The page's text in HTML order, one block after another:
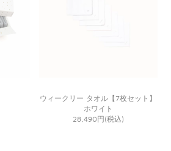
ウィークリー タオル【7枚セット】
ホワイト
28,490円(税込)